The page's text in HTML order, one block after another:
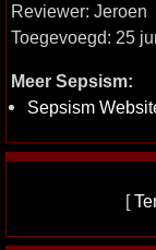
Reviewer: Jeroen
Toegevoegd: 25
Meer Sepsism:
Sepsism
[